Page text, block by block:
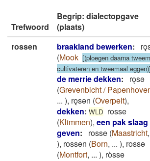
Trefwoord
Begrip: dialectopgave
(plaats)
rossen
braakland bewerken:
(Mook [(ploegen daarna
cultivateren en tweemaal eggen)]
de merrie dekken:
rǫsǝ
(Grevenbicht /
... ), rǫsǝn (Overpelt),
dekken: WLD rosse
(Klimmen), een pak slaag
geven: rosse (Maastricht,
), rossen (Born, ... ), rossə
(Montfort, ... ), ròsse